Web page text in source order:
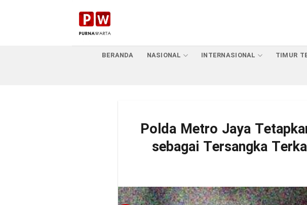
BERANDA NASIONAL INTERNASIONAL TIMUR
Polda Metro Jaya
sebagai Tersangka